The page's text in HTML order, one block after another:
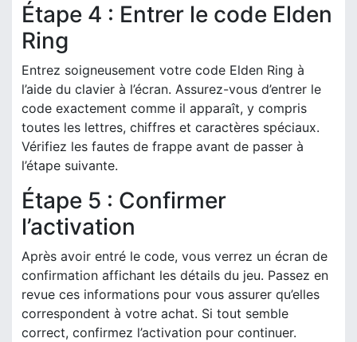
Étape 4 : Entrer le code Elden
Ring
Entrez soigneusement votre code Elden Ring à
l’aide du clavier à l’écran. Assurez-vous d’entrer le
code exactement comme il apparaît, y compris
toutes les lettres, chiffres et caractères spéciaux.
Vérifiez les fautes de frappe avant de passer à
l’étape suivante.
Étape 5 : Confirmer
l’activation
Après avoir entré le code, vous verrez un écran de
confirmation affichant les détails du jeu. Passez en
revue ces informations pour vous assurer qu’elles
correspondent à votre achat. Si tout semble
correct, confirmez l’activation pour continuer.